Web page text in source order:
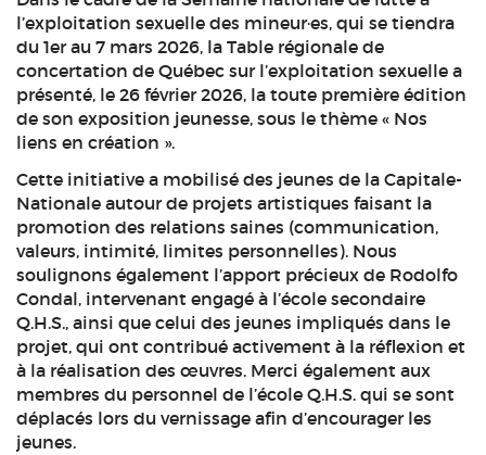
l’exploitation sexuelle des mineur·es, qui se tiendra
du 1er au 7 mars 2026, la Table régionale de
concertation de Québec sur l’exploitation sexuelle a
présenté, le 26 février 2026, la toute première édition
de son exposition jeunesse, sous le thème « Nos
liens en création ».
Cette initiative a mobilisé des jeunes de la Capitale-
Nationale autour de projets artistiques faisant la
promotion des relations saines (communication,
valeurs, intimité, limites personnelles). Nous
soulignons également l’apport précieux de Rodolfo
Condal, intervenant engagé à l’école secondaire
Q.H.S., ainsi que celui des jeunes impliqués dans le
projet, qui ont contribué activement à la réflexion et
à la réalisation des œuvres. Merci également aux
membres du personnel de l’école Q.H.S. qui se sont
déplacés lors du vernissage afin d’encourager les
jeunes.